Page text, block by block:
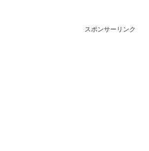
スポンサーリンク